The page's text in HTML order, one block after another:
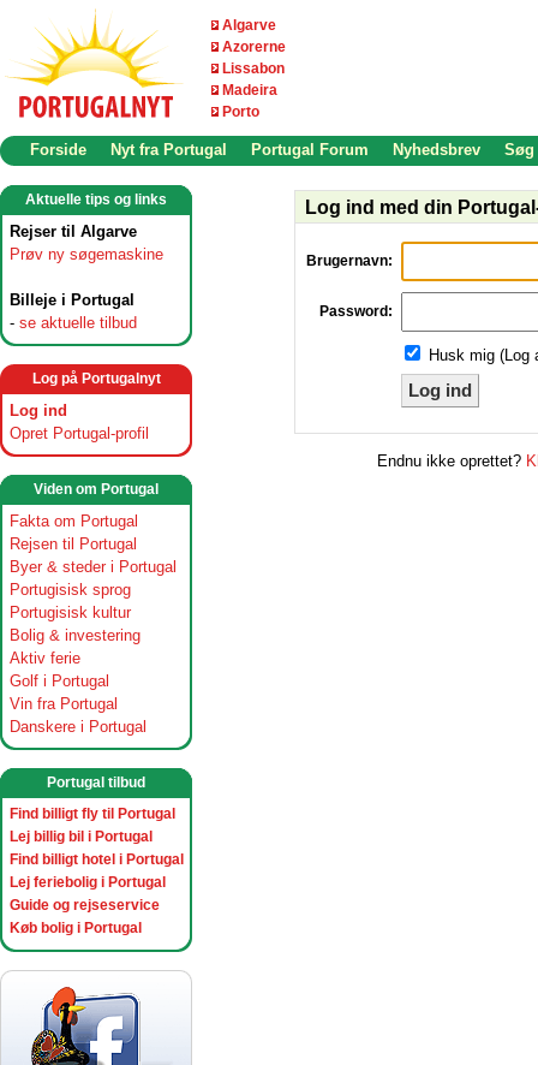
Algarve
Azorerne
Lissabon
Madeira
Porto
Forside Nyt fra Portugal Portugal Forum Nyhedsbrev Søg
Aktuelle tips og links
Rejser til Algarve
Prøv ny søgemaskine
Billeje i Portugal
- se aktuelle tilbud
Log på Portugalnyt
Log ind
Opret Portugal-profil
Viden om Portugal
Fakta om Portugal
Rejsen til Portugal
Byer & steder i Portugal
Portugisisk sprog
Portugisisk kultur
Bolig & investering
Aktiv ferie
Golf i Portugal
Vin fra Portugal
Danskere i Portugal
Portugal tilbud
Find billigt fly til Portugal
Lej billig bil i Portugal
Find billigt hotel i Portugal
Lej feriebolig i Portugal
Guide og rejseservice
Køb bolig i Portugal
Log ind med din
Brugernavn:
Password:
Husk mig (Log
Log ind
Endnu ikke oprettet?